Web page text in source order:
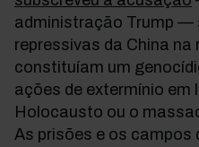
administração Trump —
repressivas da China na
constituíam um
ações de extermínio em
Holocausto ou o
As prisões e os campos